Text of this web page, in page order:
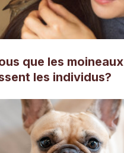
que les moineaux
les individus?